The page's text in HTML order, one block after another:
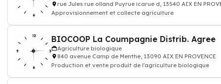
rue Jules rue olland Puyrue icarue d, 13540 AIX EN
Approvisionnement et collecte agriculture
BIOCOOP La Coumpagnie Distrib. Agree
Agriculture biologique
840 avenue Camp de Menthe, 13090 AIX EN PROVENCE
Production et vente produit de l'agriculture biologique